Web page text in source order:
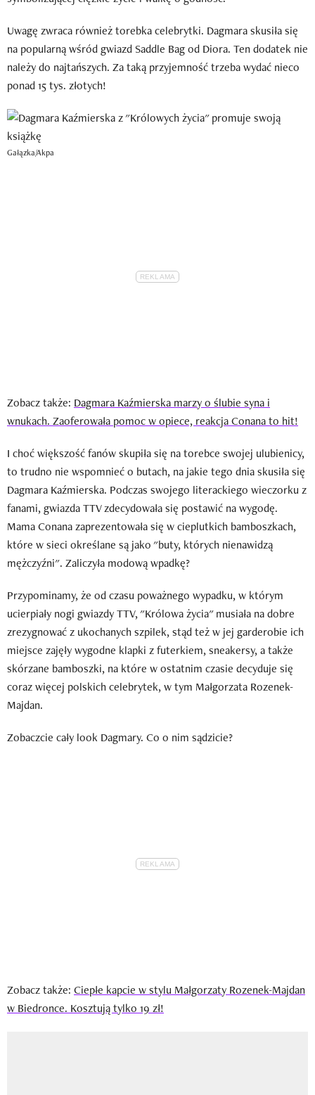
Uwagę zwraca również torebka celebrytki. Dagmara skusiła się
na popularną wśród gwiazd Saddle Bag od Diora. Ten dodatek nie
należy do najtańszych. Za taką przyjemność trzeba wydać nieco
ponad 15 tys. złotych!
Gałązka/Akpa
Zobacz także: Dagmara Kaźmierska marzy o ślubie syna i
wnukach. Zaoferowała pomoc w opiece, reakcja Conana to hit!
I choć większość fanów skupiła się na torebce swojej ulubienicy,
to trudno nie wspomnieć o butach, na jakie tego dnia skusiła się
Dagmara Kaźmierska. Podczas swojego literackiego wieczorku z
fanami, gwiazda TTV zdecydowała się postawić na wygodę.
Mama Conana zaprezentowała się w cieplutkich bamboszkach,
które w sieci określane są jako "buty, których nienawidzą
mężczyźni". Zaliczyła modową wpadkę?
Przypominamy, że od czasu poważnego wypadku, w którym
ucierpiały nogi gwiazdy TTV, "Królowa życia" musiała na dobre
zrezygnować z ukochanych szpilek, stąd też w jej garderobie ich
miejsce zajęły wygodne klapki z futerkiem, sneakersy, a także
skórzane bamboszki, na które w ostatnim czasie decyduje się
coraz więcej polskich celebrytek, w tym Małgorzata Rozenek-
Majdan.
Zobaczcie cały look Dagmary. Co o nim sądzicie?
Zobacz także: Ciepłe kapcie w stylu Małgorzaty Rozenek-Majdan
w Biedronce. Kosztują tylko 19 zł!